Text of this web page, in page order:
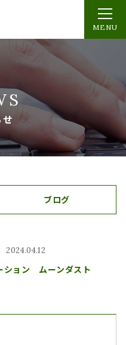
MENU
ブログ
2024.04.12
ション ムーンダスト